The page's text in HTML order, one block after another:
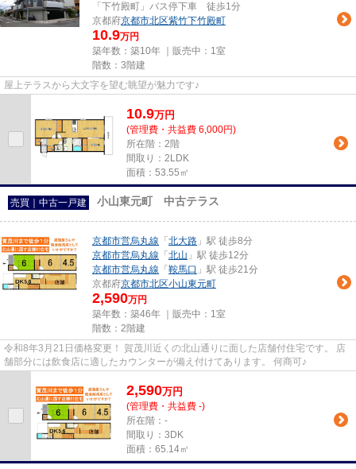
「下竹殿町」バス停下車 徒歩1分
京都府京都市北区紫竹下竹殿町
10.9万円
築年数：築10年 ｜販売中： 1室
階数：3階建
屋上テラスから大文字を望む眺望が魅力です♪
10.9万円
(管理費・共益費 6,000円)
所在階：2階
間取り：2LDK
面積：53.55㎡
売買｜中古一戸建 小山東元町 中古テラス
京都市営烏丸線 「 北大路 」駅 徒歩8分
京都市営烏丸線 「 北山 」駅 徒歩12分
京都市営烏丸線 「 鞍馬口 」駅 徒歩21分
京都府京都市北区小山東元町
2,590万円
築年数：築46年 ｜販売中： 1室
階数：2階建
令和8年3月21日価格変更！ 賀茂川近くの北山通りに面した店舗付住宅です。 店
舗部分には飲食店に適したカウンターが備え付けてあります。 何商可♪
2,590万円
(管理費・共益費 -)
所在階：-
間取り：3DK
面積：65.14㎡